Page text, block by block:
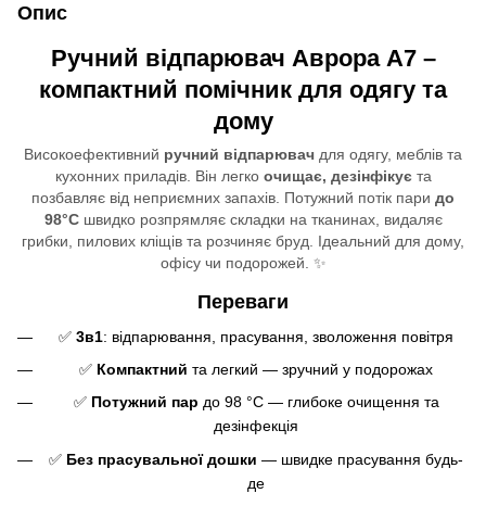
Опис
Ручний відпарювач Аврора A7 –
компактний помічник для одягу та
дому
Високоефективний ручний відпарювач для одягу, меблів та
кухонних приладів. Він легко очищає, дезінфікує та
позбавляє від неприємних запахів. Потужний потік пари до
98°Cшвидко розпрямляє складки на тканинах, видаляє
грибки, пилових кліщів та розчиняє бруд. Ідеальний для дому,
офісу чи подорожей. ✨
Переваги
✅ 3в1: відпарювання, прасування, зволоження повітря
✅ Компактний та легкий — зручний у подорожах
✅ Потужний пар до 98 °C — глибоке очищення та
дезінфекція
✅ Без прасувальної дошки — швидке прасування будь-
де